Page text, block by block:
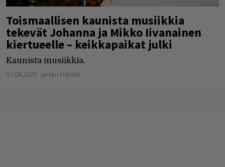
Toismaallisen kaunista musiikkia
tekevät Johanna ja Mikko Iivanainen
kiertueelle – keikkapaikat julki
Kaunista musiikkia.
01.04.2025 Jarkko Fräntilä